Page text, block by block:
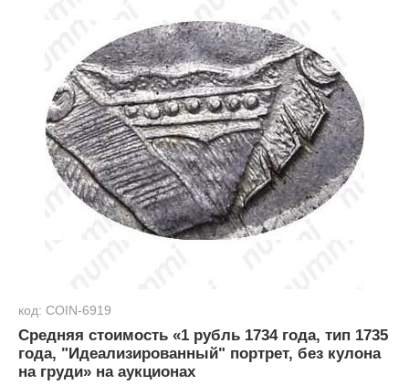
код: COIN-6919
Средняя стоимость «1 рубль 1734 года, тип 1735
года, "Идеализированный" портрет, без кулона
на груди» на аукционах